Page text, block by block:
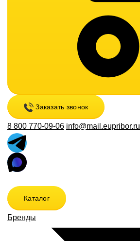
Заказать звонок
8 800 770-09-06 info@mail.eupribor.ru
Каталог
Бренды